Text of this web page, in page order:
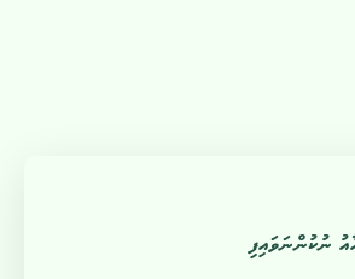
ނުކުންނަވައިފި